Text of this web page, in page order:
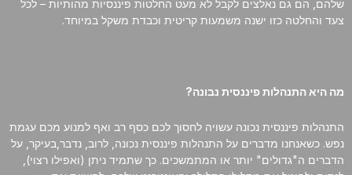
שלהם, הם גם נאלצים לקבל לא מעט החלטות פיננסיות מהותיות – לכל
צעד והחלטה כזו ישנה משמעות קריטית וכבדת משקל במיוחד.
מה היא התנהלות פיננסית נבונה?
התנהלות פיננסית נכונה עשויה לחסוך לכם כסף רב ואף למנוע מכם עגמת
נפש. כשאנחנו מדברים על התנהלות פיננסית נכונה, לרוב, נדבר,בעיקר, על
הדברים ה"גדולים" יותר או המתמשכים. כך שתמיד ניתן (ואפילו רצוי),